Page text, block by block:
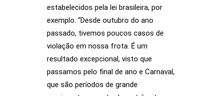
estabelecidos pela lei brasileira, por
exemplo. “Desde outubro do ano
passado, tivemos poucos casos de
violação em nossa frota. É um
resultado excepcional, visto que
passamos pelo final de ano e Carnaval,
que são períodos de grande